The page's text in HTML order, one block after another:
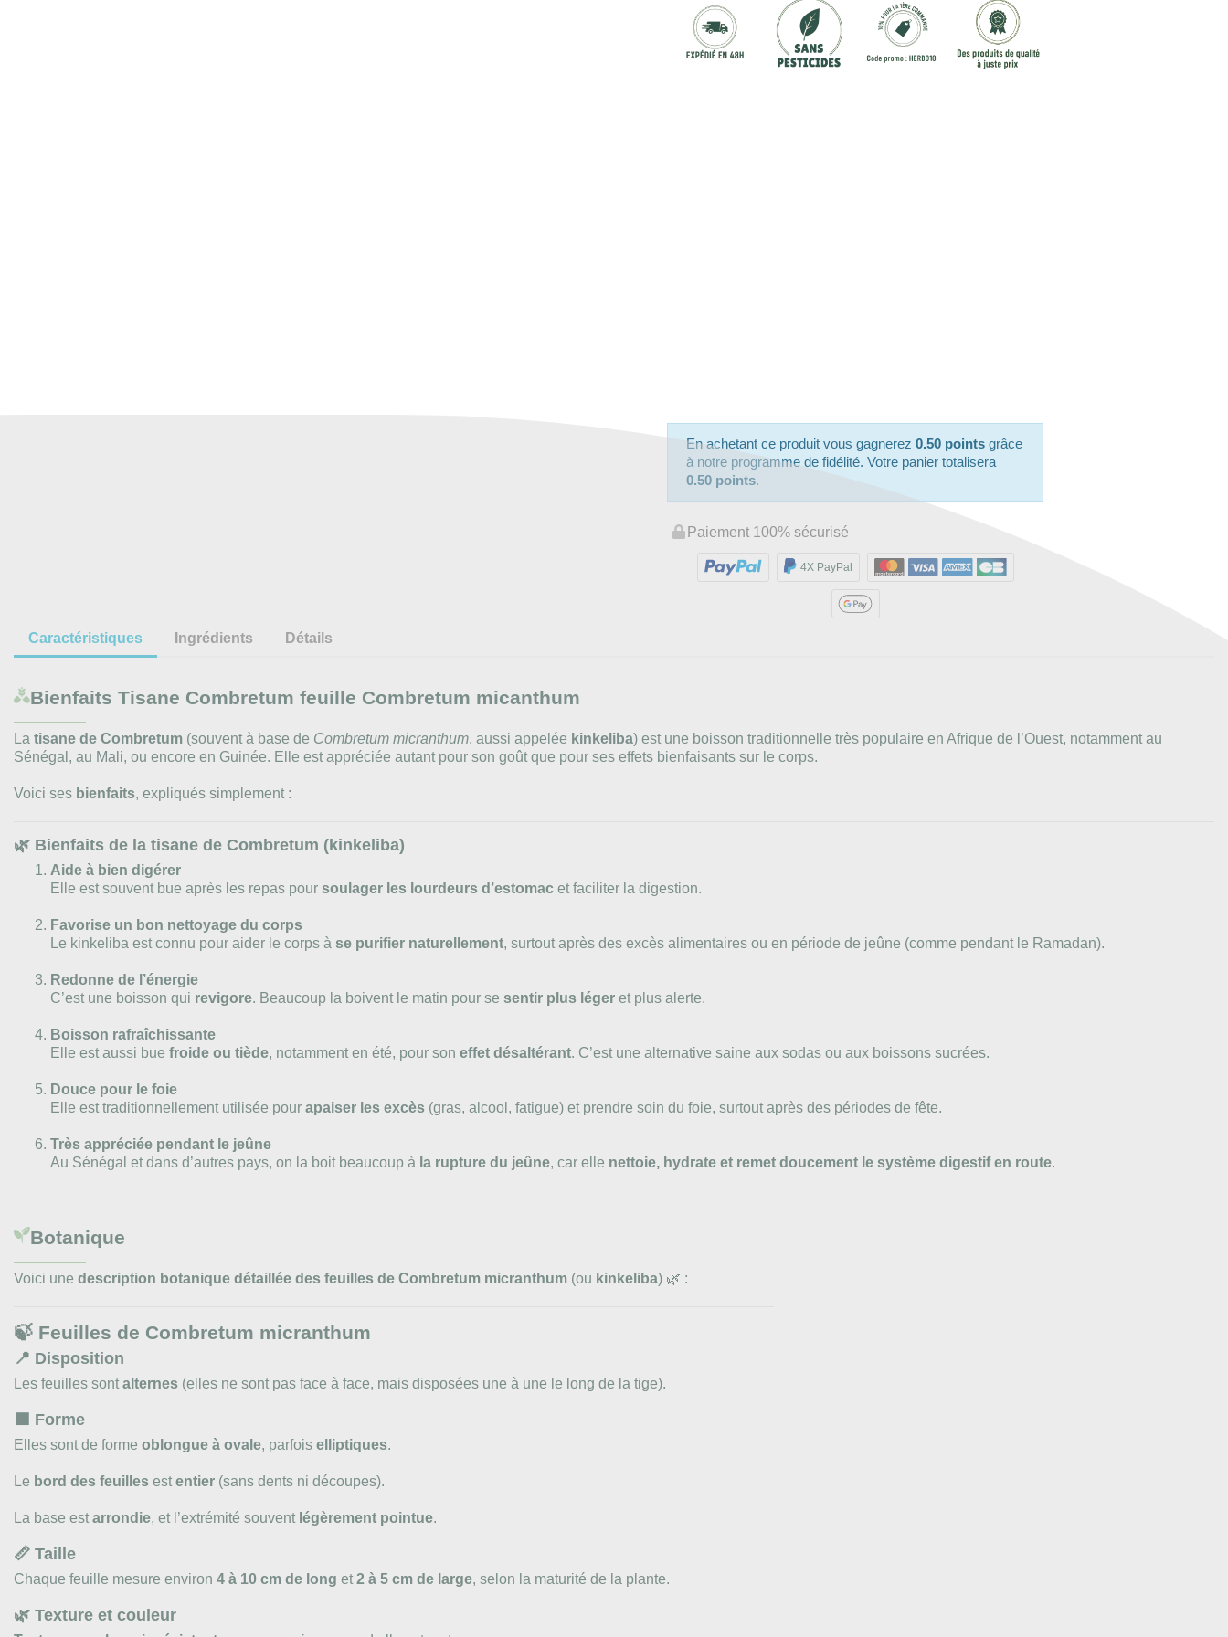
En achetant ce produit vous gagnerez0.50 points grâce
à notre programme de fidélité. Votre panier totalisera
0.50 points.
Paiement 100% sécurisé
4X PayPal
Caractéristiques Ingrédients Détails
Bienfaits Tisane Combretum feuille Combretum micanthum
La tisane de Combretum (souvent à base de Combretum micranthum, aussi appelée kinkeliba) est une boisson traditionnelle très populaire en Afrique de l’Ouest, notamment au
Sénégal, au Mali, ou encore en Guinée. Elle est appréciée autant pour son goût que pour ses effets bienfaisants sur le corps.
Voici ses bienfaits, expliqués simplement :
🌿 Bienfaits de la tisane de Combretum (kinkeliba)
Aide à bien digérer
Elle est souvent bue après les repas pour soulager les lourdeurs d’estomac et faciliter la digestion.
Favorise un bon nettoyage du corps
Le kinkeliba est connu pour aider le corps à se purifier naturellement, surtout après des excès alimentaires ou en période de jeûne (comme pendant le Ramadan).
Redonne de l’énergie
C’est une boisson qui revigore. Beaucoup la boivent le matin pour se sentir plus léger et plus alerte.
Boisson rafraîchissante
Elle est aussi bue froide ou tiède, notamment en été, pour son effet désaltérant. C’est une alternative saine aux sodas ou aux boissons sucrées.
Douce pour le foie
Elle est traditionnellement utilisée pour apaiser les excès (gras, alcool, fatigue) et prendre soin du foie, surtout après des périodes de fête.
Très appréciée pendant le jeûne
Au Sénégal et dans d’autres pays, on la boit beaucoup à la rupture du jeûne, car elle nettoie, hydrate et remet doucement le système digestif en route.
Botanique
Voici une description botanique détaillée des feuilles de Combretum micranthum (ou kinkeliba) 🌿 :
🍃 Feuilles de Combretum micranthum
📍 Disposition
Les feuilles sont alternes (elles ne sont pas face à face, mais disposées une à une le long de la tige).
Forme
Elles sont de forme oblongue à ovale, parfois elliptiques.
Le bord des feuilles est entier (sans dents ni découpes).
La base est arrondie, et l’extrémité souvent légèrement pointue.
📏 Taille
Chaque feuille mesure environ 4 à 10 cm de long et 2 à 5 cm de large, selon la maturité de la plante.
🌿 Texture et couleur